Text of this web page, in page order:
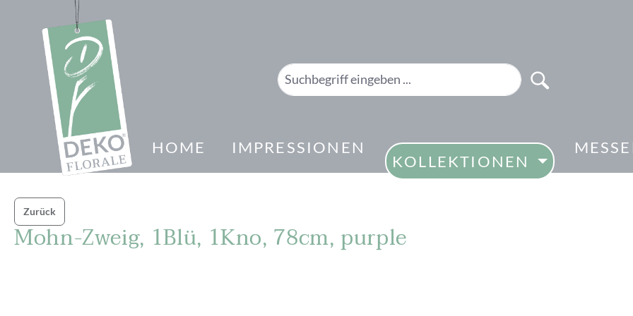
Zur Hauptnavigation springen
HOME IMPRESSIONEN
KOLLEKTIONEN
Zurück
Mohn-Zweig, 1Blü, 1Kno, 78cm, purple